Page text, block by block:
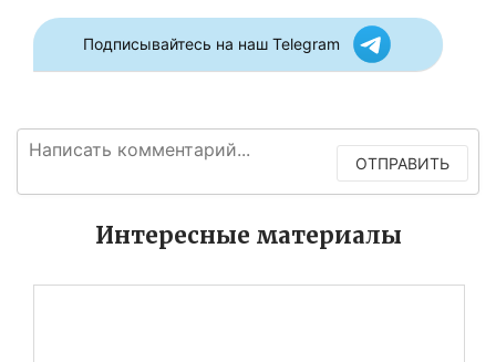
Подписывайтесь на наш Telegram
ОТПРАВИТЬ
Интересные материалы